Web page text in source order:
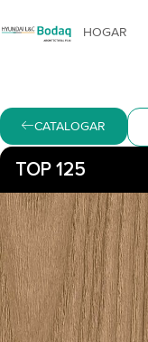
HOGAR
CATALOGAR
TOP 125